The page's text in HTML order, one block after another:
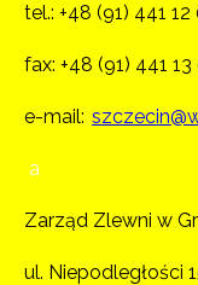
tel.: +48 (91) 441 12
fax: +48 (91) 441 13
e-mail:
a
Zarząd Zlewni w
ul. Niepodległości